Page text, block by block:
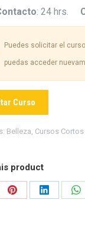
: 24 hrs.
Puedes solicitar el
puedas acceder
Curso
Belleza Cursos Cortos
product
Share
Share